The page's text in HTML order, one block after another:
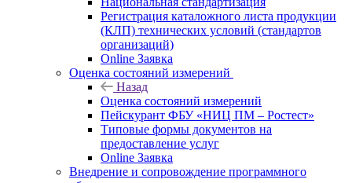
Регистрация каталожного листа продукции
(КЛП) технических условий (стандартов
организаций)
Online Заявка
Оценка состояний измерений
Назад
Оценка состояний измерений
Пейскурант ФБУ «НИЦ ПМ – Ростест»
Типовые формы документов на
предоставление услуг
Online Заявка
Внедрение и сопровождение программного